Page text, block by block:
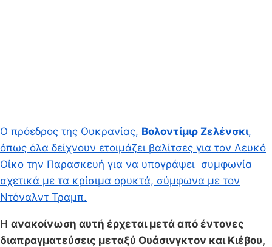
Ο πρόεδρος της Ουκρανίας, Βολοντίμιρ Ζελένσκι,
όπως όλα δείχνουν ετοιμάζει βαλίτσες για τον Λευκό
Οίκο την Παρασκευή για να υπογράψει συμφωνία
σχετικά με τα κρίσιμα ορυκτά, σύμφωνα με τον
Ντόναλντ Τραμπ.
Η ανακοίνωση αυτή έρχεται μετά από έντονες
διαπραγματεύσεις μεταξύ Ουάσινγκτον και Κιέβου,